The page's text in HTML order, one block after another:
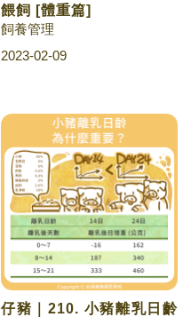
餵飼 [體重篇]
飼養管理
2023-02-09
仔豬｜210. 小豬離乳日齡